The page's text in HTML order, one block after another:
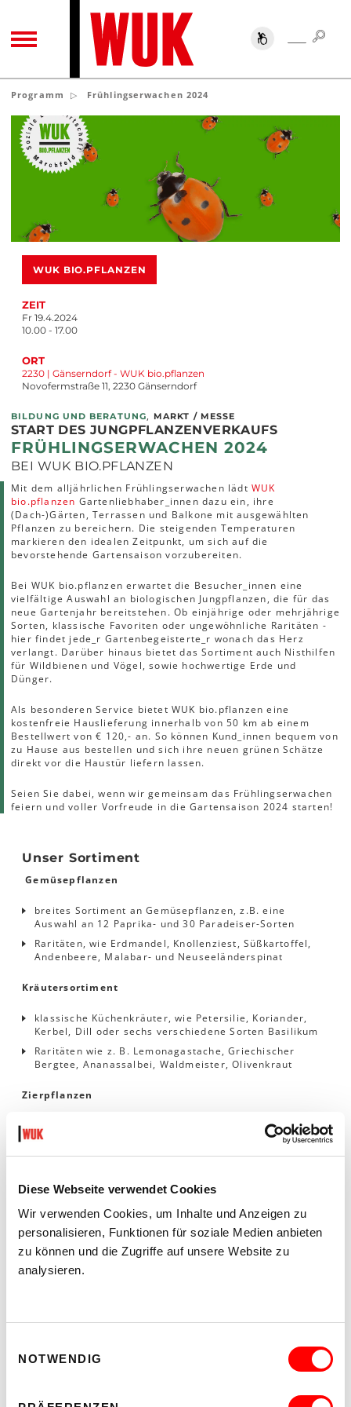
Diese Webseite verwendet Cookies
Wir verwenden Cookies, um Inhalte und Anzeigen zu
personalisieren, Funktionen für soziale Medien anbieten
zu können und die Zugriffe auf unsere Website zu
analysieren.
NOTWENDIG
TOGGLE NAVIGATION SUCHE
Programm Frühlingserwachen 2024
WUK BIO.PFLANZEN
ZEIT
Fr 19.4.2024
10.00 - 17.00
ORT
2230 | Gänserndorf - WUK bio.pflanzen
Novofermstraße 11, 2230 Gänserndorf
BILDUNG UND BERATUNG, MARKT / MESSE
START DES JUNGPFLANZENVERKAUFS
FRÜHLINGSERWACHEN 2024
BEI WUK BIO.PFLANZEN
Mit dem alljährlichen Frühlingserwachen lädtWUK
bio.pflanzen Gartenliebhaber_innen dazu ein, ihre
(Dach-)Gärten, Terrassen und Balkone mit ausgewählten
Pflanzen zu bereichern. Die steigenden Temperaturen
markieren den idealen Zeitpunkt, um sich auf die
bevorstehende Gartensaison vorzubereiten.
Bei WUK bio.pflanzen erwartet die Besucher_innen eine
vielfältige Auswahl an biologischen Jungpflanzen, die für das
neue Gartenjahr bereitstehen. Ob einjährige oder mehrjährige
Sorten, klassische Favoriten oder ungewöhnliche Raritäten -
hier findet jede_r Gartenbegeisterte_r wonach das Herz
verlangt. Darüber hinaus bietet das Sortiment auch Nisthilfen
für Wildbienen und Vögel, sowie hochwertige Erde und
Dünger.
Als besonderen Service bietet WUK bio.pflanzen eine
kostenfreie Hauslieferung innerhalb von 50 km ab einem
Bestellwert von € 120,- an. So können Kund_innen bequem von
zu Hause aus bestellen und sich ihre neuen grünen Schätze
direkt vor die Haustür liefern lassen.
Seien Sie dabei, wenn wir gemeinsam das Frühlingserwachen
feiern und voller Vorfreude in die Gartensaison 2024 starten!
Unser Sortiment
Gemüsepflanzen
breites Sortiment an Gemüsepflanzen, z.B. eine
Auswahl an 12 Paprika- und 30 Paradeiser-Sorten
Raritäten, wie Erdmandel, Knollenziest, Süßkartoffel,
Andenbeere, Malabar- und Neuseeländerspinat
Kräutersortiment
klassische Küchenkräuter, wie Petersilie, Koriander,
Kerbel, Dill oder sechs verschiedene Sorten Basilikum
Raritäten wie z. B. Lemonagastache, Griechischer
Bergtee, Ananassalbei, Waldmeister, Olivenkraut
Zierpflanzen
Eine Auswahl an bienen- und nützlingsfreundlichen
Zierpflanzen
torffreie Erde (Naturrein) und Dünger (Biovin)
Ab einem Bestellwert von € 120.- stellen wir kostenfrei im
Radius von 50 km zu. Darunter berechnen wir eine
Pauschale von € 35.-
WUK bio.pflanzen – Soziale Landwirtschaft Marchfeldist